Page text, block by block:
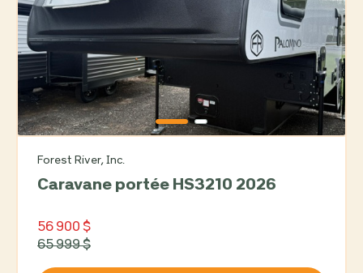
Forest River, Inc.
Caravane portée HS3210 2026
65 999 $
56 900 $